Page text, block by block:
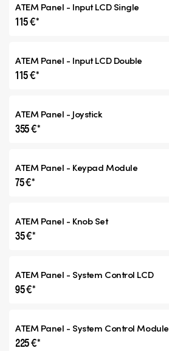
ATEM Panel - InputLCD Single
115 €*
ATEM Panel - InputLCD Double
115 €*
ATEM Panel - Joystick
355 €*
ATEM Panel - Keypad Module
75 €*
ATEM Panel - Knob Set
35 €*
ATEM Panel - System Control LCD
95 €*
ATEM Panel - System Control Module
225 €*